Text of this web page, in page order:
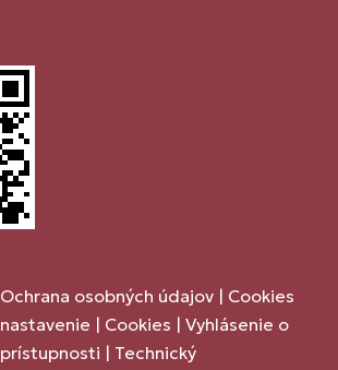
Ochrana osobných údajov | Cookies
nastavenie | Cookies | Vyhlásenie o
prístupnosti | Technický